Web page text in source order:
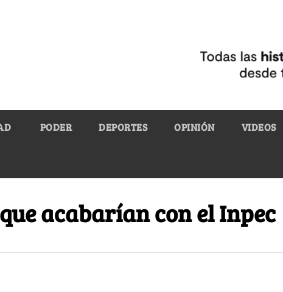
PODER DEPORTES OPINIÓN VIDEOS
acabarían con el Inpec